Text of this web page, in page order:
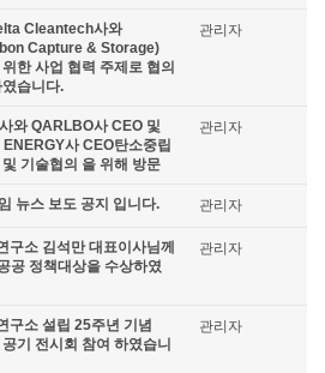
Cleantech사와
Capture & Storage)
한 사업 협력 주제로 협의
습니다.
관리자
와 QARLBO사 CEO 및
사 CEO탄소중립
기술협의 을 위해 방문
관리자
뉴스 보도 공지 입니다. 관리자
구소 김석만 대표이사님께
공 정책대상을 수상하였
관리자
구소 설립 25주년 기념
기 전시회 참여 하였습니
관리자